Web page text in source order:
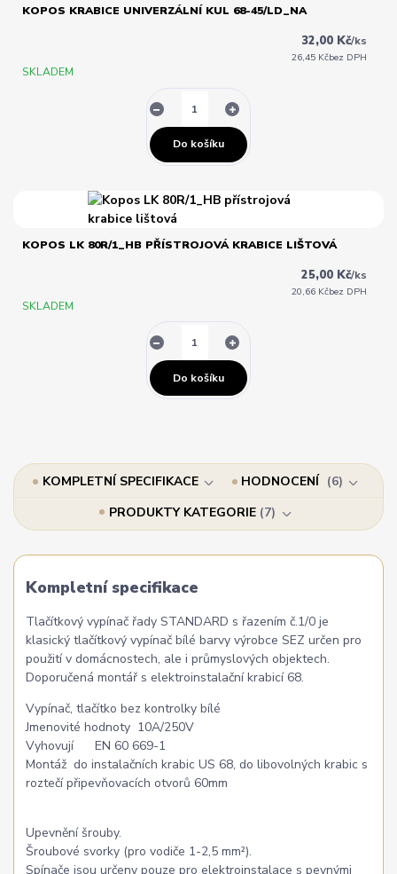
KOPOS KRABICE UNIVERZÁLNÍ KUL 68-45/LD_NA
32,00 Kč/ks
26,45 Kčbez DPH
SKLADEM
Do košíku
KOPOS LK 80R/1_HB PŘÍSTROJOVÁ KRABICE LIŠTOVÁ
25,00 Kč/ks
20,66 Kčbez DPH
SKLADEM
Do košíku
KOMPLETNÍ SPECIFIKACE HODNOCENÍ
6
PRODUKTY KATEGORIE 7
Kompletní specifikace
Tlačítkový vypínač řady STANDARD s řazením č.1/0 je
klasický tlačítkový vypínač bílé barvy výrobce SEZ určen pro
použití v domácnostech, ale i průmyslových objektech.
Doporučená montář s elektroinstalační krabicí 68.
Vypínač, tlačítko bez kontrolky bílé
Jmenovité hodnoty 10A/250V
Vyhovují EN 60 669-1
Montáž do instalačních krabic US 68, do libovolných krabic s
roztečí připevňovacích otvorů 60mm
Upevnění šrouby.
Šroubové svorky (pro vodiče 1-2,5 mm²).
Spínače jsou určeny pouze pro elektroinstalace s pevnými